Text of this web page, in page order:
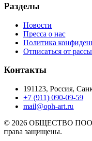
Разделы
Новости
Пресса о нас
Политика
Отписаться от
Контакты
191123, Россия,
+7 (911) 090-09-59
mail@oph-art.ru
© 2026 ОБЩЕСТВО
права защищены.